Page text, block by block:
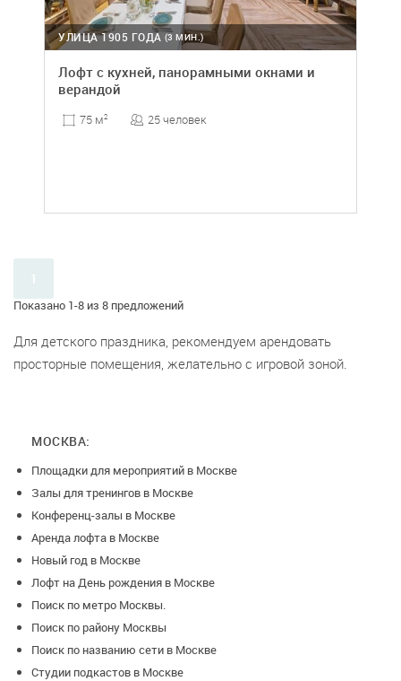
(3 МИН.)
УЛИЦА 1905 ГОДА
Лофт с кухней, панорамными окнами и
верандой
75 м2 25 человек
Показано 1-8 из 8 предложений
1
Для детского праздника, рекомендуем арендовать
просторные помещения, желательно с игровой зоной.
МОСКВА:
Площадки для мероприятий в Москве
Залы для тренингов в Москве
Конференц-залы в Москве
Аренда лофта в Москве
Новый год в Москве
Лофт на День рождения в Москве
Поиск по метро Москвы.
Поиск по району Москвы
Поиск по названию сети в Москве
Студии подкастов в Москве